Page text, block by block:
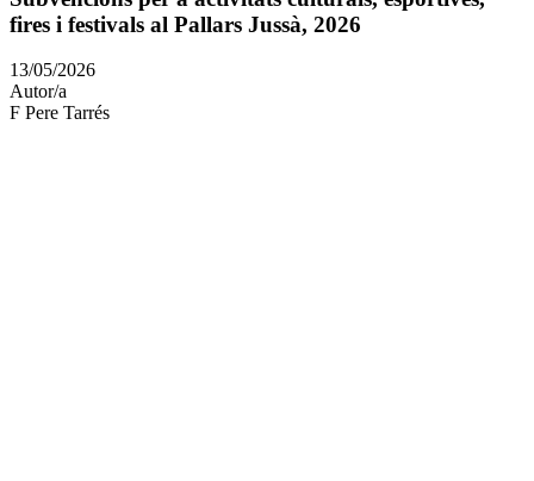
fires i festivals al Pallars Jussà, 2026
Article
publicat
el:
13/05/2026
Autor/a
F Pere Tarrés